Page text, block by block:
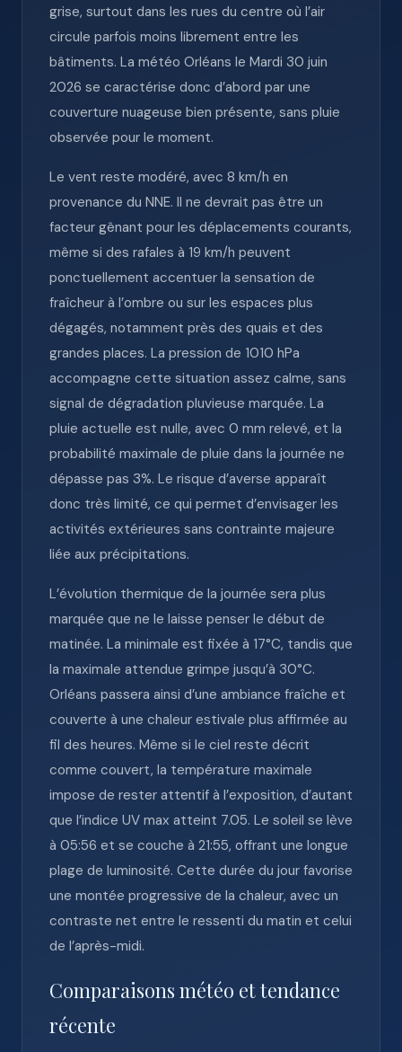
grise, surtout dans les rues du centre où l’air
circule parfois moins librement entre les
bâtiments. La météo Orléans le Mardi 30 juin
2026 se caractérise donc d’abord par une
couverture nuageuse bien présente, sans pluie
observée pour le moment.
Le vent reste modéré, avec 8 km/h en
provenance du NNE. Il ne devrait pas être un
facteur gênant pour les déplacements courants,
même si des rafales à 19 km/h peuvent
ponctuellement accentuer la sensation de
fraîcheur à l’ombre ou sur les espaces plus
dégagés, notamment près des quais et des
grandes places. La pression de 1010 hPa
accompagne cette situation assez calme, sans
signal de dégradation pluvieuse marquée. La
pluie actuelle est nulle, avec 0 mm relevé, et la
probabilité maximale de pluie dans la journée ne
dépasse pas 3%. Le risque d’averse apparaît
donc très limité, ce qui permet d’envisager les
activités extérieures sans contrainte majeure
liée aux précipitations.
L’évolution thermique de la journée sera plus
marquée que ne le laisse penser le début de
matinée. La minimale est fixée à 17°C, tandis que
la maximale attendue grimpe jusqu’à 30°C.
Orléans passera ainsi d’une ambiance fraîche et
couverte à une chaleur estivale plus affirmée au
fil des heures. Même si le ciel reste décrit
comme couvert, la température maximale
impose de rester attentif à l’exposition, d’autant
que l’indice UV max atteint 7.05. Le soleil se lève
à 05:56 et se couche à 21:55, offrant une longue
plage de luminosité. Cette durée du jour favorise
une montée progressive de la chaleur, avec un
contraste net entre le ressenti du matin et celui
de l’après-midi.
Comparaisons météo et tendance
récente